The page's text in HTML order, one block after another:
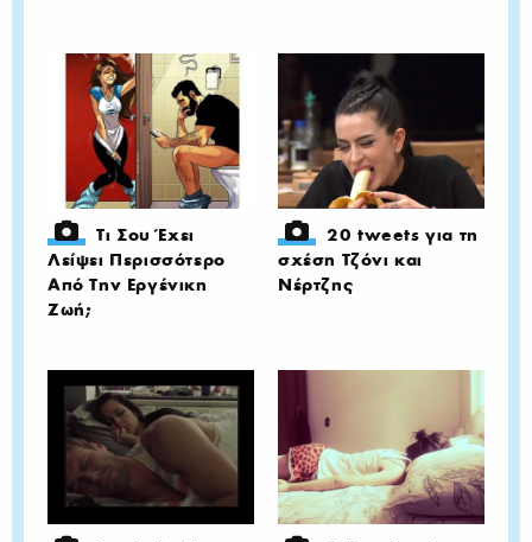
Τι Σου Έχει
Λείψει Περισσότερο
Από Την Εργένικη
Ζωή;
20 tweets για τη
σχέση Τζόνι και
Νέρτζης